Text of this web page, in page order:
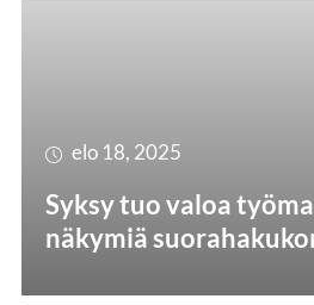
elo 18, 2025
Syksy tuo valoa
näkymiä